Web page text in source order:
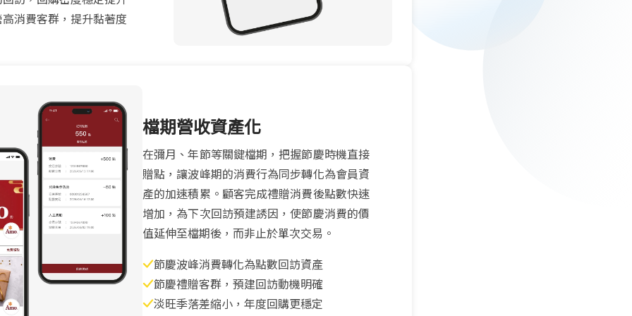
消費客群，提升黏著度
檔期營收資產化
在彌月、年節等關鍵檔期，把握節慶時機直接
贈點，讓波峰期的消費行為同步轉化為會員資
產的加速積累。顧客完成禮贈消費後點數快速
增加，為下次回訪預建誘因，使節慶消費的價
值延伸至檔期後，而非止於單次交易。
節慶波峰消費轉化為點數回訪資產
節慶禮贈客群，預建回訪動機明確
淡旺季落差縮小，年度回購更穩定